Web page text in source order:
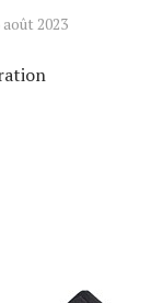
août 2023